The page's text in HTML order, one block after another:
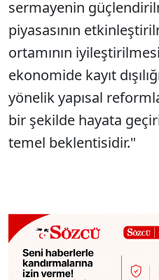
sermayenin
piyasasının
ortamının
ekonomide kayıt
yönelik yapısal
bir şekilde hayata
temel beklentisidir."